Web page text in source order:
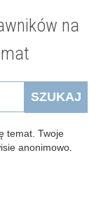
na
SZUKAJ
temat. Twoje
anonimowo.